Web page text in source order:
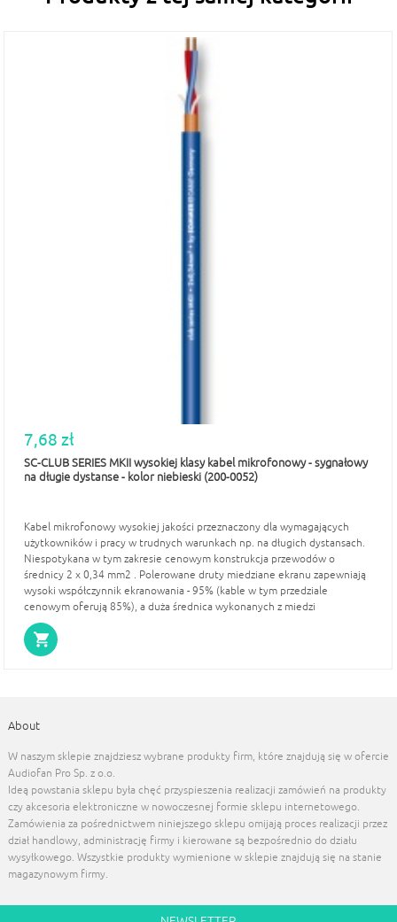
7,68 zł
SC-CLUB SERIES MKII wysokiej klasy kabel mikrofonowy - sygnałowy
na długie dystanse - kolor niebieski (200-0052)
Kabel mikrofonowy wysokiej jakości przeznaczony dla wymagających
użytkowników i pracy w trudnych warunkach np. na długich dystansach.
Niespotykana w tym zakresie cenowym konstrukcja przewodów o
średnicy 2 x 0,34 mm2 . Polerowane druty miedziane ekranu zapewniają
wysoki współczynnik ekranowania - 95% (kable w tym przedziale
cenowym oferują 85%), a duża średnica wykonanych z miedzi
beztlenowej przewodów ( OFC) i niska pojemność (115 pF) gwarantują
doskonałą jakość transmisji.
About
W naszym sklepie znajdziesz wybrane produkty firm, które znajdują się w ofercie
Audiofan Pro Sp. z o.o.
Ideą powstania sklepu była chęć przyspieszenia realizacji zamówień na produkty
czy akcesoria elektroniczne w nowoczesnej formie sklepu internetowego.
Zamówienia za pośrednictwem niniejszego sklepu omijają proces realizacji przez
dział handlowy, administrację firmy i kierowane są bezpośrednio do działu
wysyłkowego. Wszystkie produkty wymienione w sklepie znajdują się na stanie
magazynowym firmy.